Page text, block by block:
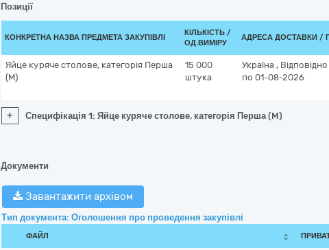
Позиції
КОНКРЕТНА НАЗВА ПРЕДМЕТА ЗАКУПІВЛІ
КІЛЬКІСТЬ /
ОД.ВИМІРУ
АДРЕСА ДОСТАВКИ /
Яйце куряче столове, категорія Перша
(M)
15 000
штука
Україна ,
по 01-08-2026
+ Специфікація 1: Яйце куряче столове, категорія Перша (M)
Документи
Завантажити архівом
Тип документа: Оголошення про проведення закупівлі
ФАЙЛ